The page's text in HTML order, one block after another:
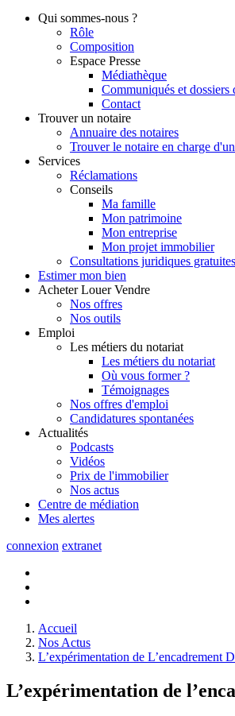
Qui sommes-nous ?
Rôle
Composition
Espace Presse
Médiathèque
Communiqués et dossiers
Contact
Trouver un notaire
Annuaire des notaires
Trouver le notaire en charge
Services
Réclamations
Conseils
Ma famille
Mon patrimoine
Mon entreprise
Mon projet immobilier
Consultations juridiques gratuites
Estimer mon bien
Acheter Louer Vendre
Nos offres
Nos outils
Emploi
Les métiers du notariat
Les métiers du notariat
Où vous former ?
Témoignages
Nos offres d'emploi
Candidatures spontanées
Actualités
Podcasts
Vidéos
Prix de l'immobilier
Nos actus
Centre de médiation
Mes alertes
connexion extranet
Accueil
Nos Actus
L’expérimentation de L’encadrement
L’expérimentation de